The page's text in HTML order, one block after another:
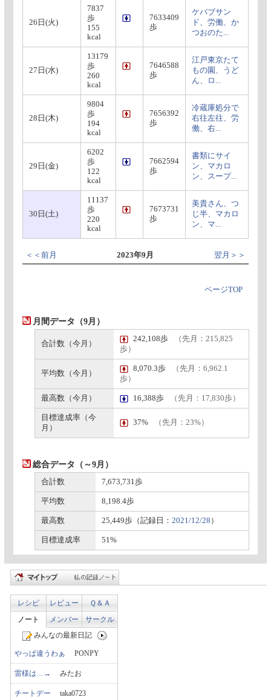
26日(火)
7837
歩
155
kcal
7633409
歩
ケバブサン
ド、労働、か
つおのた...
27日(水)
13179
歩
260
kcal
7646588
歩
江戸東京たて
もの園、うど
ん、ロ...
28日(木)
9804
歩
194
kcal
7656392
歩
冷蔵庫処分で
右往左往、労
働、右...
29日(金)
6202
歩
122
kcal
7662594
歩
書類にサイ
ン、マカロ
ン、スープ...
30日(土)
11137
歩
220
kcal
7673731
歩
美貴さん、つ
じ半、マカロ
ン、マ...
＜＜前月 2023年9月 翌月＞＞
ページTOP
月間データ（9月）
合計数（今月）
242,108歩
（先月：215,825
歩）
平均数（今月）
8,070.3歩
（先月：6,962.1
歩）
最高数（今月） 16,388歩 （先月：17,830歩）
目標達成率（今
月）
37% （先月：23%）
総合データ（～9月）
合計数 7,673,731歩
平均数 8,198.4歩
最高数 25,449歩（記録日： 2021/12/28 ）
目標達成率 51%
レシピ レビュー
Ｑ＆Ａ
ノート
メンバー
サークル
みんなの最新日記
やっぱ違うわぁ PONPY
雷様は…→ みたお
チートデー taka0723